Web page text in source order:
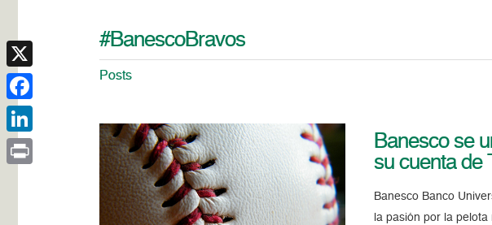
#BanescoBravos
Posts
Banesco se
su cuenta de
Banesco Banco
la pasión por la
X
Facebook
LinkedIn